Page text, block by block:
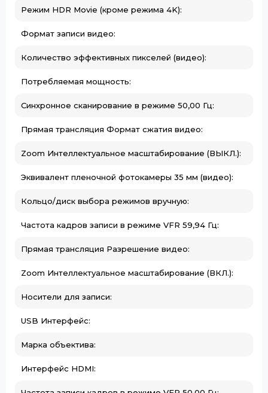
Режим HDR Movie (кроме режима 4K):
Формат записи видео:
Количество эффективных пикселей (видео):
Потребляемая мощность:
Синхронное сканирование в режиме 50,00 Гц:
Прямая трансляция Формат сжатия видео:
Zoom Интеллектуальное масштабирование (ВЫКЛ.):
Эквивалент пленочной фотокамеры 35 мм (видео):
Кольцо/диск выбора режимов вручную:
Частота кадров записи в режиме VFR 59,94 Гц:
Прямая трансляция Разрешение видео:
Zoom Интеллектуальное масштабирование (ВКЛ.):
Носители для записи:
USB Интерфейс:
Марка объектива:
Интерфейс HDMI: